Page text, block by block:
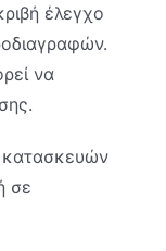
έλεγχο
να
κατασκευών
σε